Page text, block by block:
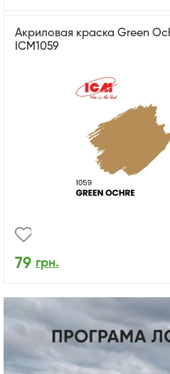
Акриловая краска Green
ICM1059
79 грн.